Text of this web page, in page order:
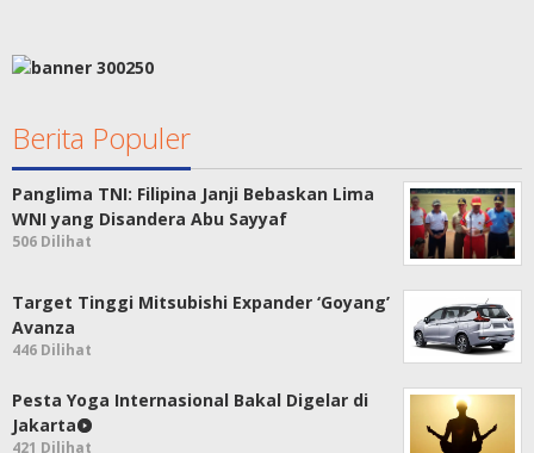
Berita Populer
Panglima TNI: Filipina Janji Bebaskan Lima
WNI yang Disandera Abu Sayyaf
506 Dilihat
Target Tinggi Mitsubishi Expander ‘Goyang’
Avanza
446 Dilihat
Pesta Yoga Internasional Bakal Digelar di
Jakarta
421 Dilihat